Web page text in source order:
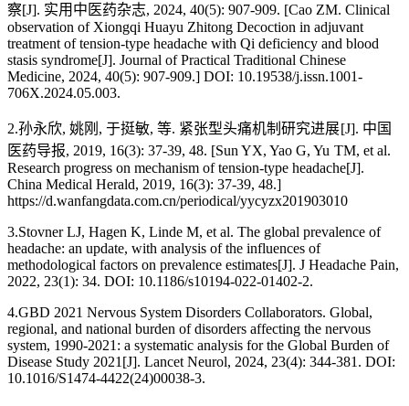
察[J]. 实用中医药杂志, 2024, 40(5): 907-909. [Cao ZM. Clinical
observation of Xiongqi Huayu Zhitong Decoction in adjuvant
treatment of tension-type headache with Qi deficiency and blood
stasis syndrome[J]. Journal of Practical Traditional Chinese
Medicine, 2024, 40(5): 907-909.] DOI: 10.19538/j.issn.1001-
706X.2024.05.003.
2.孙永欣, 姚刚, 于挺敏, 等. 紧张型头痛机制研究进展 [J]. 中国
医药导报, 2019, 16(3): 37-39, 48. [Sun YX, Yao G, Yu TM, et al.
Research progress on mechanism of tension-type headache[J].
China Medical Herald, 2019, 16(3): 37-39, 48.]
https://d.wanfangdata.com.cn/periodical/yycyzx201903010
3.Stovner LJ, Hagen K, Linde M, et al. The global prevalence of
headache: an update, with analysis of the influences of
methodological factors on prevalence estimates[J]. J Headache Pain,
2022, 23(1): 34. DOI: 10.1186/s10194-022-01402-2.
4.GBD 2021 Nervous System Disorders Collaborators. Global,
regional, and national burden of disorders affecting the nervous
system, 1990-2021: a systematic analysis for the Global Burden of
Disease Study 2021[J]. Lancet Neurol, 2024, 23(4): 344-381. DOI:
10.1016/S1474-4422(24)00038-3.